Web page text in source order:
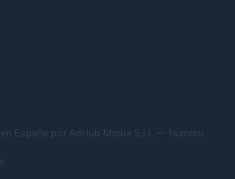
España por AdHub Media S.r.l. — Número